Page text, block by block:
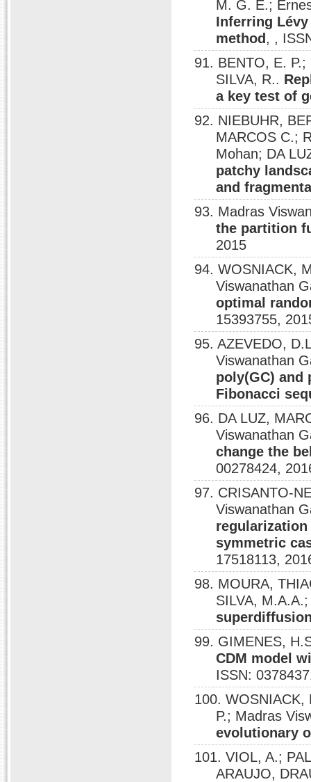
M. G. E.;
Inferring
method , ,
91. BENTO, E.
SILVA, R..
a key test of
92. NIEBUHR,
MARCOS C.;
Mohan; DA
patchy
and
93. Madras
the partition
2015
94. WOSNIACK,
Viswanathan
optimal
15393755,
95. AZEVEDO,
Viswanathan
poly(GC) and
Fibonacci
96. DA LUZ,
Viswanathan
change the
00278424,
97. CRISANTO-
Viswanathan
symmetric
17518113,
98. MOURA,
SILVA,
99. GIMENES,
CDM model
ISSN:
100. WOSNIACK,
P.; Madras
evolutionary
101. VIOL, A.;
ARAUJO,